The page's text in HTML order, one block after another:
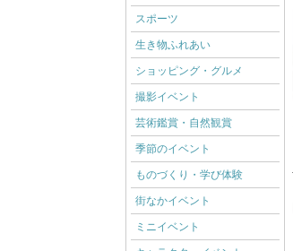
スポーツ
生き物ふれあい
ショッピング・グルメ
撮影イベント
芸術鑑賞・自然観賞
季節のイベント
ものづくり・学び体験
街なかイベント
ミニイベント